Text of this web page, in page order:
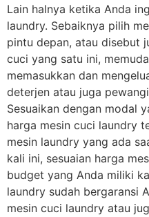
Lain halnya ketika Anda
laundry. Sebaiknya pilih
pintu depan, atau disebut
cuci yang satu ini,
memasukkan dan
deterjen atau juga
Sesuaikan dengan modal
harga mesin cuci laundry
mesin laundry yang ada
kali ini, sesuaian harga
budget yang Anda miliki
laundry sudah bergaransi
mesin cuci laundry atau